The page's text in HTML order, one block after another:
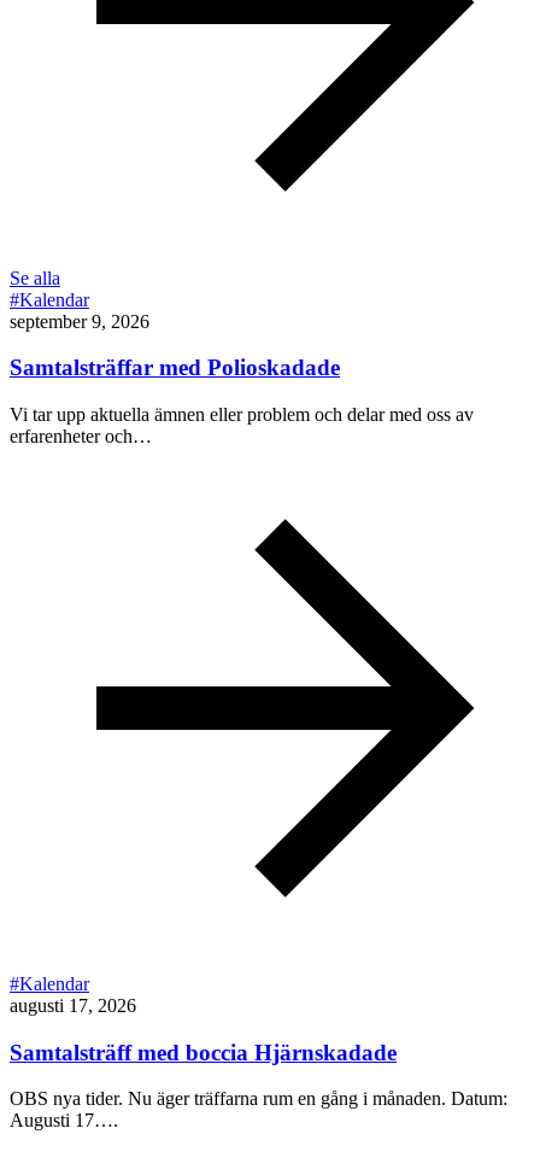
Se alla
#Kalendar
september 9, 2026
Samtalsträffar med Polioskadade
Vi tar upp aktuella ämnen eller problem och delar med oss av
erfarenheter och…
#Kalendar
augusti 17, 2026
Samtalsträff med boccia Hjärnskadade
OBS nya tider. Nu äger träffarna rum en gång i månaden. Datum:
Augusti 17….